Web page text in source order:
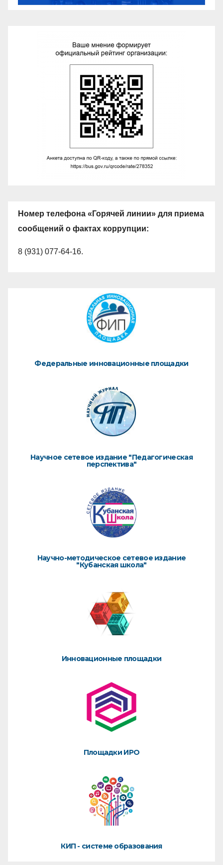
Номер телефона «Горячей линии» для приема
сообщений о фактах коррупции:
8 (931) 077-64-16.
Федеральные инновационные площадки
Научное сетевое издание "Педагогическая
перспектива"
Научно-методическое сетевое издание
"Кубанская школа"
Инновационные площадки
Площадки ИРО
КИП - системе образования